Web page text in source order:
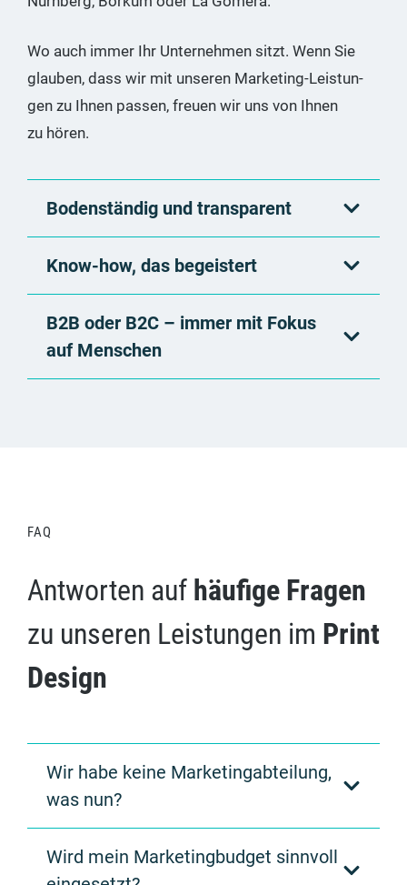
Wo auch immer Ihr Unter­neh­men sitzt. Wenn Sie
glau­ben, dass wir mit unse­ren Mar­ke­ting-Leis­tun­
gen zu Ihnen pas­sen, freu­en wir uns von Ihnen
zu hören.
Bodenständig und transparent
Know-how, das begeistert
B2B oder B2C – immer mit Fokus
auf Menschen
FAQ
Ant­wor­ten auf häu­fi­ge Fra­gen
zu unse­ren Leis­tun­gen im Print
Design
Wir habe keine Marketingabteilung,
was nun?
Wird mein Marketingbudget sinnvoll